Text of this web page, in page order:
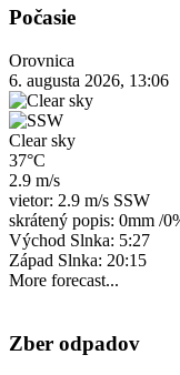
Počasie
Orovnica
6. augusta 2026, 13:06
Clear sky
37°C
2.9 m/s
vietor: 2.9 m/s SSW
skrátený popis: 0mm /
Východ Slnka: 5:27
Západ Slnka: 20:15
More forecast...
Zber odpadov